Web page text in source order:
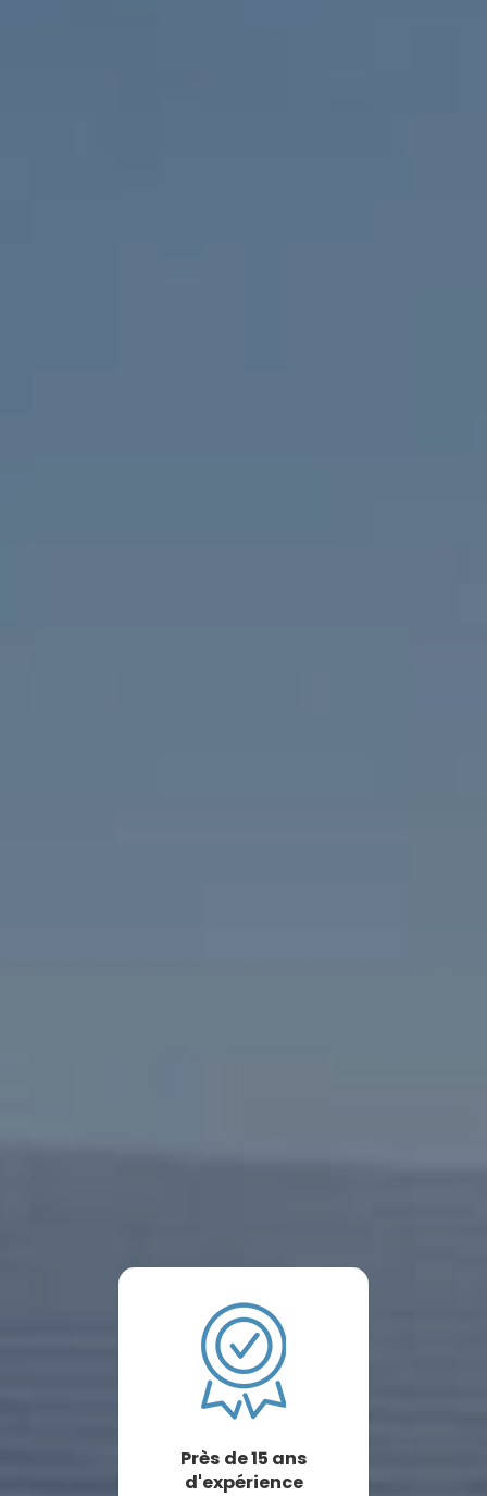
Près de 15 ans
d'expérience